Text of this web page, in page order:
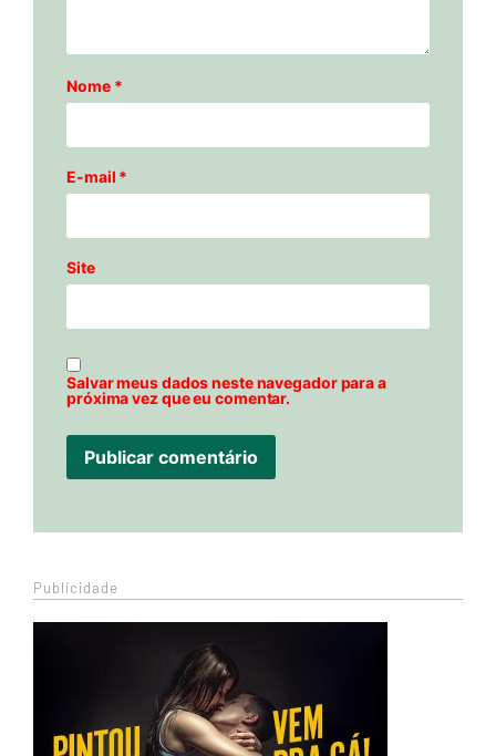
Nome *
E-mail *
Site
Salvar meus dados neste navegador para a
próxima vez que eu comentar.
Publicidade